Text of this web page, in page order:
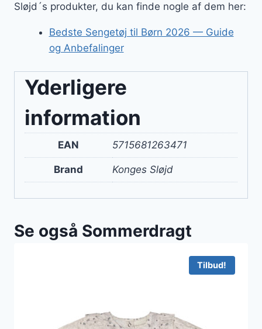
Sløjd´s produkter, du kan finde nogle af dem her:
Bedste Sengetøj til Børn 2026 — Guide
og Anbefalinger
Yderligere
information
EAN 5715681263471
Brand Konges Sløjd
Se også Sommerdragt
Tilbud!